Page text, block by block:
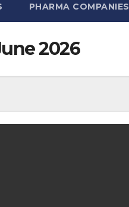
PHARMA COMPANIES
2026